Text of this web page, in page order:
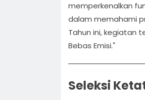
memperkenalkan
dalam memahami
Tahun ini, kegiatan
Bebas Emisi."
Seleksi